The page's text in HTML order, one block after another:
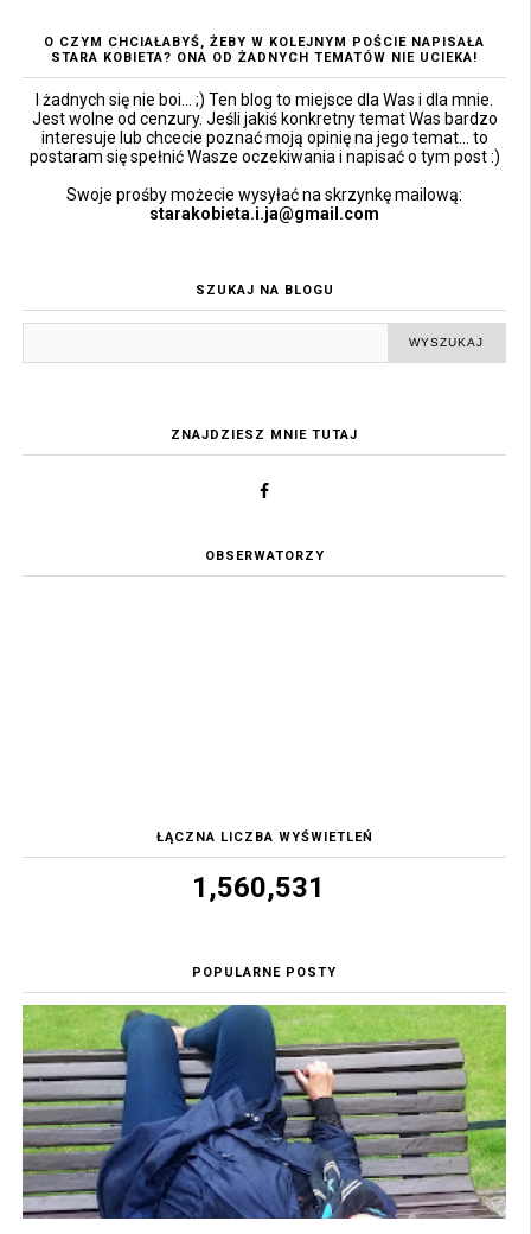
O CZYM CHCIAŁABYŚ, ŻEBY W KOLEJNYM POŚCIE NAPISAŁA
STARA KOBIETA? ONA OD ŻADNYCH TEMATÓW NIE UCIEKA!
I żadnych się nie boi... ;) Ten blog to miejsce dla Was i dla mnie.
Jest wolne od cenzury. Jeśli jakiś konkretny temat Was bardzo
interesuje lub chcecie poznać moją opinię na jego temat... to
postaram się spełnić Wasze oczekiwania i napisać o tym post :)
Swoje prośby możecie wysyłać na skrzynkę mailową:
starakobieta.i.ja@gmail.com
SZUKAJ NA BLOGU
ZNAJDZIESZ MNIE TUTAJ
OBSERWATORZY
ŁĄCZNA LICZBA WYŚWIETLEŃ
1,560,531
POPULARNE POSTY